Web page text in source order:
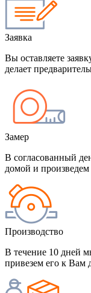
Заявка
Вы оставляете
делает
Замер
В согласованный
домой и произведем
Производство
В течение 10 дней
привезем его к Вам